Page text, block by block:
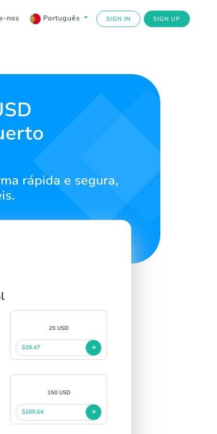
nos Português SIGN IN SIGN UP
rápida e segura,
25 USD
$29.47
150 USD
$169.64